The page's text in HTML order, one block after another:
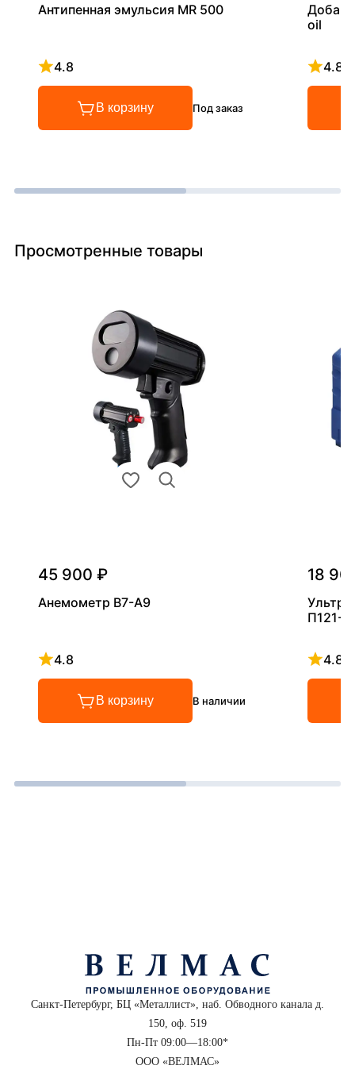
Антипенная эмульсия MR 500
4.8
Рейтинг 4.8 из 5
В корзину Под заказ
oil
4.8
Просмотренные товары
45 900 ₽
Анемометр В7-А9
4.8
Рейтинг 4.8 из 5
В корзину В наличии
18
П121-
4.8
Санкт-Петербург, БЦ «Металлист», наб. Обводного канала д.
150, оф. 519
Пн-Пт 09:00—18:00*
ООО «ВЕЛМАС»